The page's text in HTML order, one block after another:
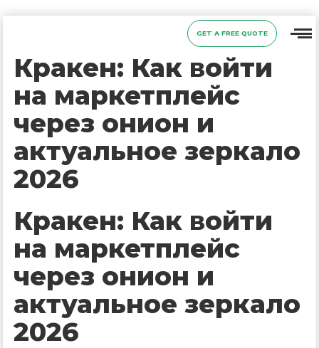
GET A FREE QUOTE
Кракен: Как войти
на маркетплейс
через онион и
актуальное зеркало
2026
Кракен: Как войти
на маркетплейс
через онион и
актуальное зеркало
2026